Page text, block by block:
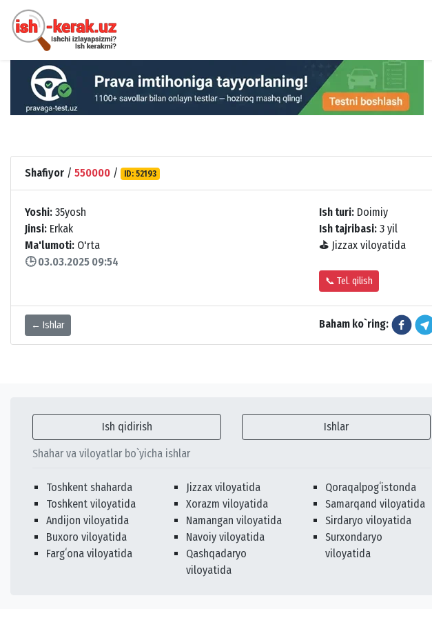
Shafiyor / 550000 / ID: 52193
Yoshi: 35yosh
Jinsi: Erkak
Ma'lumoti: O'rta
🕒 03.03.2025 09:54
Ish turi: Doimiy
Ish tajribasi: 3 yil
⛳ Jizzax viloyatida
📞 Tel. qilish
← Ishlar Baham ko`ring:
Ish qidirish Ishlar
Shahar va viloyatlar bo`yicha ishlar
Toshkent shaharda
Toshkent viloyatida
Andijon viloyatida
Buxoro viloyatida
Fargʻona viloyatida
Jizzax viloyatida
Xorazm viloyatida
Namangan viloyatida
Navoiy viloyatida
Qashqadaryo
viloyatida
Qoraqalpogʻistonda
Samarqand viloyatida
Sirdaryo viloyatida
Surxondaryo
viloyatida